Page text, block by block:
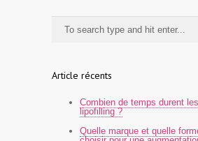
Article récents
Combien de temps durent
lipofilling ?
Quelle marque et quelle